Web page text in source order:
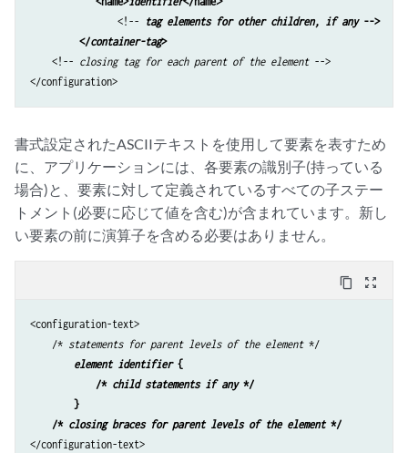
                <!--
tag elements for other children, if any -->
</container-tag>
    <!--
closing tag for each parent of the element -->
</configuration>
書式設定されたASCIIテキストを使用して要素を表すため
に、アプリケーションには、各要素の識別子(持っている
場合)と、要素に対して定義されているすべての子ステー
トメント(必要に応じて値を含む)が含まれています。新し
い要素の前に演算子を含める必要はありません。
content_copy zoom_out_map
<configuration-text>
    /*
statements for parent levels of the element */
element identifier {
/* child statements if any */
}
  /*
closing braces for parent levels of the element */
</configuration-text>